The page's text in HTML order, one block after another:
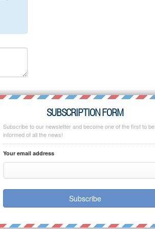
SUBSCRIPTION FORM
Subscribe to our newsletter and become one of the first to be
informed of all the news!
Your email address
Subscribe